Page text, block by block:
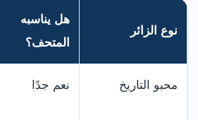
نوع الزائر
هل يناسبه
المتحف؟
محبو التاريخ نعم جدًا